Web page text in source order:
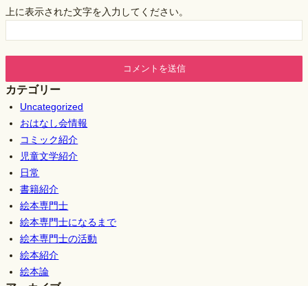
上に表示された文字を入力してください。
カテゴリー
Uncategorized
おはなし会情報
コミック紹介
児童文学紹介
日常
書籍紹介
絵本専門士
絵本専門士になるまで
絵本専門士の活動
絵本紹介
絵本論